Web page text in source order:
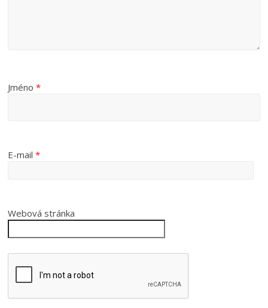
Jméno*
E-mail*
Webová stránka